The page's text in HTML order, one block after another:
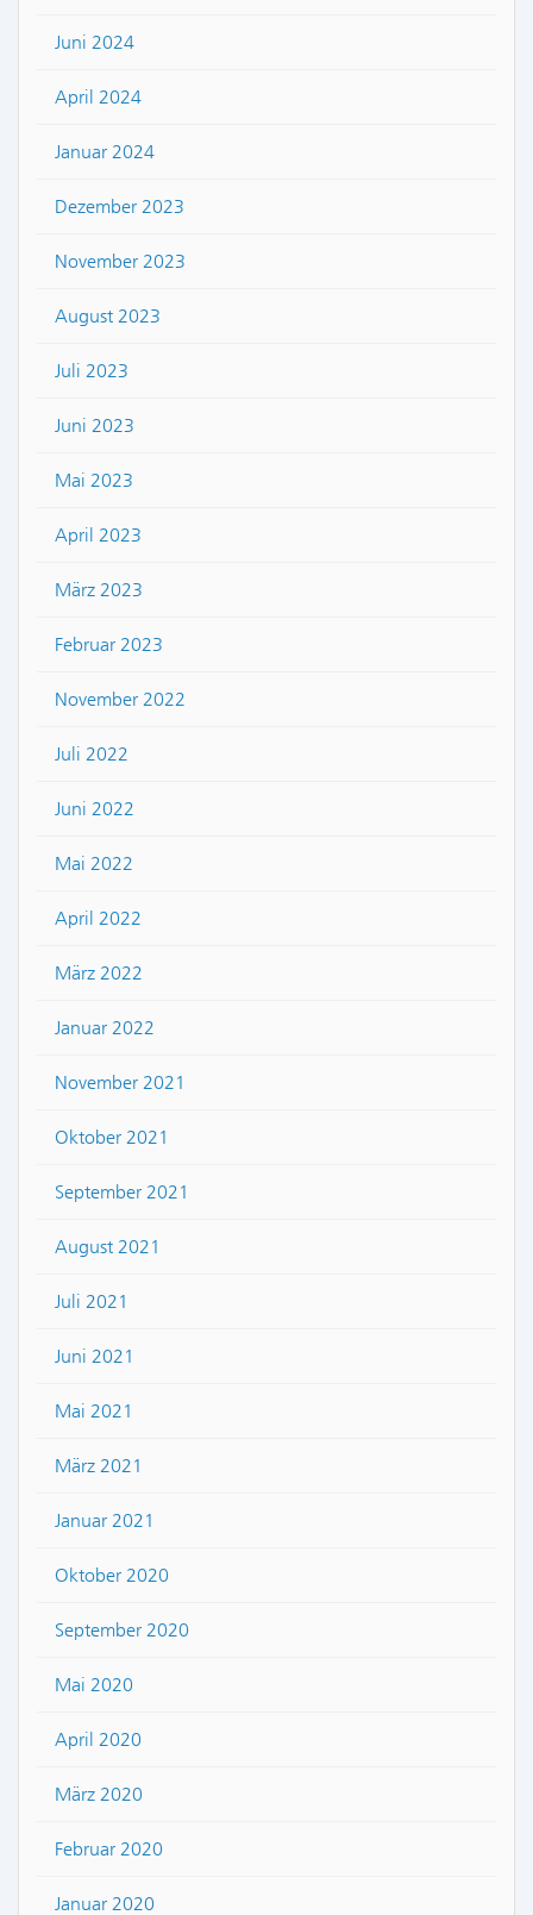
Juni 2024
April 2024
Januar 2024
Dezember 2023
November 2023
August 2023
Juli 2023
Juni 2023
Mai 2023
April 2023
März 2023
Februar 2023
November 2022
Juli 2022
Juni 2022
Mai 2022
April 2022
März 2022
Januar 2022
November 2021
Oktober 2021
September 2021
August 2021
Juli 2021
Juni 2021
Mai 2021
März 2021
Januar 2021
Oktober 2020
September 2020
Mai 2020
April 2020
März 2020
Februar 2020
Januar 2020